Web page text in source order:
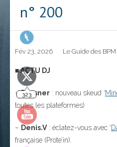
n° 200
Fév 23, 2026 Le Guide des BPM
■ ACTU DJ
–Bassner : nouveau skeud ‘
toutes les plateformes)
– Denis.V: éclatez-vous avec ‘
française (Prote’in).
323